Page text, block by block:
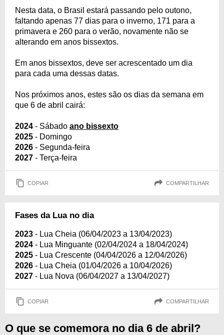
Nesta data, o Brasil estará passando pelo outono,
faltando apenas 77 dias para o inverno, 171 para a
primavera e 260 para o verão, novamente não se
alterando em anos bissextos.
Em anos bissextos, deve ser acrescentado um dia
para cada uma dessas datas.
Nos próximos anos, estes são os dias da semana em
que 6 de abril cairá:
2024 - Sábado ano bissexto
2025 - Domingo
2026 - Segunda-feira
2027 - Terça-feira
COPIAR COMPARTILHAR
Fases da Lua no dia
2023 - Lua Cheia (06/04/2023 a 13/04/2023)
2024 - Lua Minguante (02/04/2024 a 18/04/2024)
2025 - Lua Crescente (04/04/2026 a 12/04/2026)
2026 - Lua Cheia (01/04/2026 a 10/04/2026)
2027 - Lua Nova (06/04/2027 a 13/04/2027)
COPIAR COMPARTILHAR
O que se comemora no dia 6 de abril?